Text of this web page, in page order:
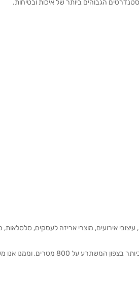
הגבוהים ביותר של איכות ובטיחות.
אירועים, מוצרי אריזה לעסקים, סלסלאות,
אנחנו מזמינים אותכם להתרשם מאולם התצוגה